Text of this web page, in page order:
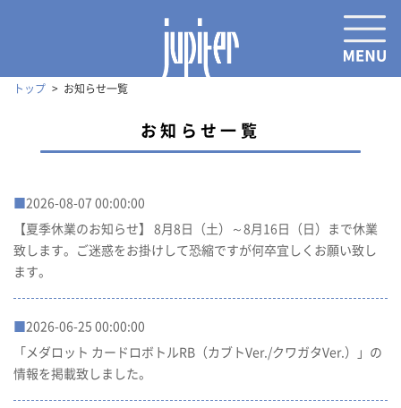
トップ お知らせ一覧
お知らせ一覧
■2026-08-07 00:00:00
【夏季休業のお知らせ】 8月8日（土）～8月16日（日）まで休業
致します。ご迷惑をお掛けして恐縮ですが何卒宜しくお願い致し
ます。
■2026-06-25 00:00:00
「メダロット カードロボトルRB（カブトVer./クワガタVer.）」の
情報を掲載致しました。